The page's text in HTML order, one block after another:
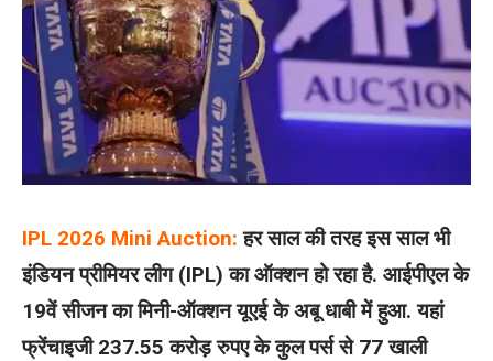
IPL 2026 Mini Auction: हर साल की तरह इस साल भी
इंडियन प्रीमियर लीग (IPL) का ऑक्शन हो रहा है. आईपीएल के
19वें सीजन का मिनी-ऑक्शन यूएई के अबू धाबी में हुआ. यहां
फ्रेंचाइजी 237.55 करोड़ रुपए के कुल पर्स से 77 खाली